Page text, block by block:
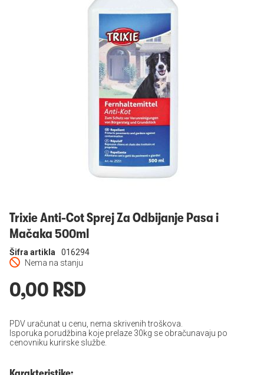
Trixie Anti-Cot Sprej Za Odbijanje Pasa i
Mačaka 500ml
Nema na stanju
Šifra artikla 016294
0,00 RSD
PDV uračunat u cenu, nema skrivenih troškova.
Isporuka porudžbina koje prelaze 30kg se obračunavaju po
cenovniku kurirske službe.